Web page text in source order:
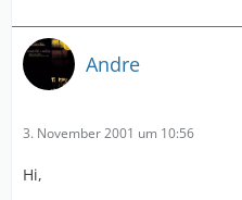
Andre
3. November 2001 um 10:56
Hi,